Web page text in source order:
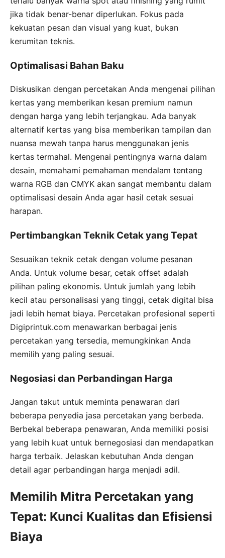
jika tidak benar-benar diperlukan. Fokus pada
kekuatan pesan dan visual yang kuat, bukan
kerumitan teknis.
Optimalisasi Bahan Baku
Diskusikan dengan percetakan Anda mengenai pilihan
kertas yang memberikan kesan premium namun
dengan harga yang lebih terjangkau. Ada banyak
alternatif kertas yang bisa memberikan tampilan dan
nuansa mewah tanpa harus menggunakan jenis
kertas termahal. Mengenai pentingnya warna dalam
desain, memahami pemahaman mendalam tentang
warna RGB dan CMYK akan sangat membantu dalam
optimalisasi desain Anda agar hasil cetak sesuai
harapan.
Pertimbangkan Teknik Cetak yang Tepat
Sesuaikan teknik cetak dengan volume pesanan
Anda. Untuk volume besar, cetak offset adalah
pilihan paling ekonomis. Untuk jumlah yang lebih
kecil atau personalisasi yang tinggi, cetak digital bisa
jadi lebih hemat biaya. Percetakan profesional seperti
Digiprintuk.com menawarkan berbagai jenis
percetakan yang tersedia, memungkinkan Anda
memilih yang paling sesuai.
Negosiasi dan Perbandingan Harga
Jangan takut untuk meminta penawaran dari
beberapa penyedia jasa percetakan yang berbeda.
Berbekal beberapa penawaran, Anda memiliki posisi
yang lebih kuat untuk bernegosiasi dan mendapatkan
harga terbaik. Jelaskan kebutuhan Anda dengan
detail agar perbandingan harga menjadi adil.
Memilih Mitra Percetakan yang
Tepat: Kunci Kualitas dan Efisiensi
Biaya